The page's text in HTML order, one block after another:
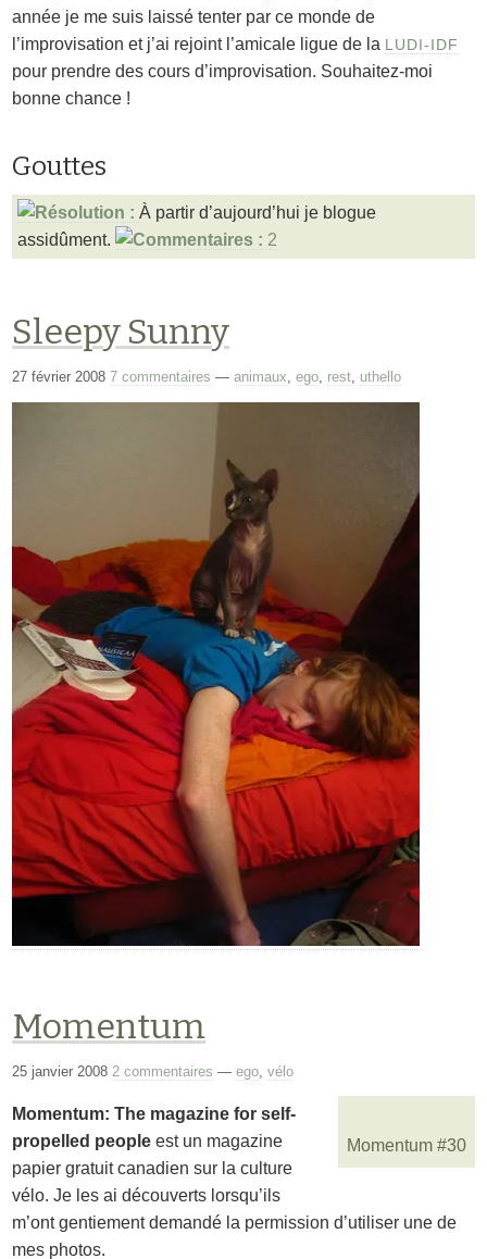
année je me suis laissé tenter par ce monde de
l’improvisation et j’ai rejoint l’amicale ligue de la LUDI-IDF
pour prendre des cours d’improvisation. Souhaitez-moi
bonne chance !
Gouttes
À partir d’aujourd’hui je blogue
assidûment.
2
Sleepy Sunny
27 février 20087 commentaires —animaux ,ego rest uthello
Momentum
25 janvier 2008 2 commentaires —ego ,vélo
Momentum #30
Momentum: The magazine for self-
propelled people est un magazine
papier gratuit canadien sur la culture
vélo. Je les ai découverts lorsqu’ils
m’ont gentiement demandé la permission d’utiliser une de
mes photos.